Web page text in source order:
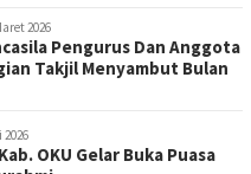
2026
Pengurus Dan Anggota
Takjil Menyambut Bulan
2026
OKU Gelar Buka Puasa